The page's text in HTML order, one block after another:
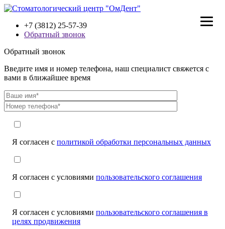
+7 (3812) 25-57-39
Обратный звонок
Обратный звонок
Введите имя и номер телефона, наш специалист свяжется с
вами в ближайшее время
Я согласен с политикой обработки персональных данных
Я согласен с условиями пользовательского соглашения
Я согласен с условиями пользовательского соглашения в
целях продвижения